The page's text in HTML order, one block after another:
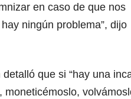
en caso de que nos
ningún problema”, dijo
que si “hay una
moneticémoslo,